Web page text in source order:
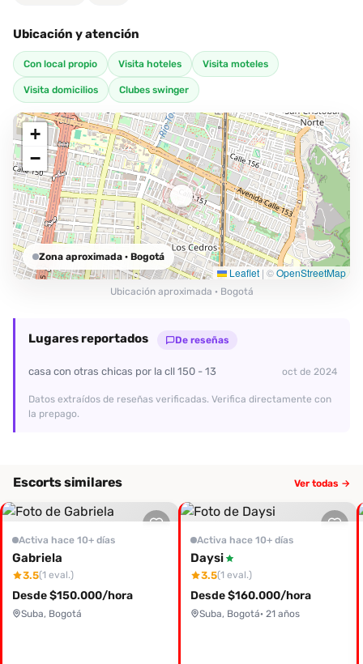
Ubicación y atención
Con local propio Visita hoteles Visita moteles
Visita domicilios Clubes swinger
+
−
Leaflet | ©OpenStreetMap
Zona aproximada · Bogotá
Ubicación aproximada · Bogotá
Lugares reportados De reseñas
casa con otras chicas por la cll 150 - 13 oct de 2024
Datos extraídos de reseñas verificadas. Verifica directamente con
la prepago.
Escorts similares Ver todas →
Activa hace 10+ días
Gabriela
3.5(1 eval.)
Desde $150.000/hora
Suba, Bogotá
Activa hace 10+ días
Daysi
3.5(1 eval.)
Desde $160.000/hora
Suba, Bogotá· 21 años